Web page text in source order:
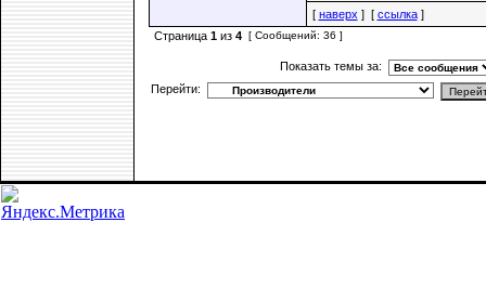
[ наверх ] [ ссылка]
Страница 1из 4 [ Сообщений: 36 ]
Показать темы за:
Перейти: